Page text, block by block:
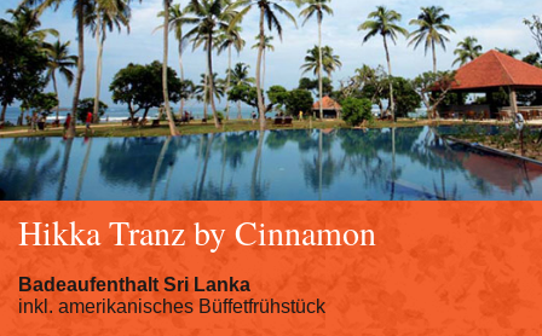
Hikka Tranz by Cinnamon
Badeaufenthalt Sri Lanka
inkl. amerikanisches Büffetfrühstück